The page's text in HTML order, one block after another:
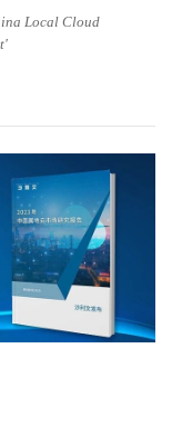
与生命科学
体与芯片
Local Cloud